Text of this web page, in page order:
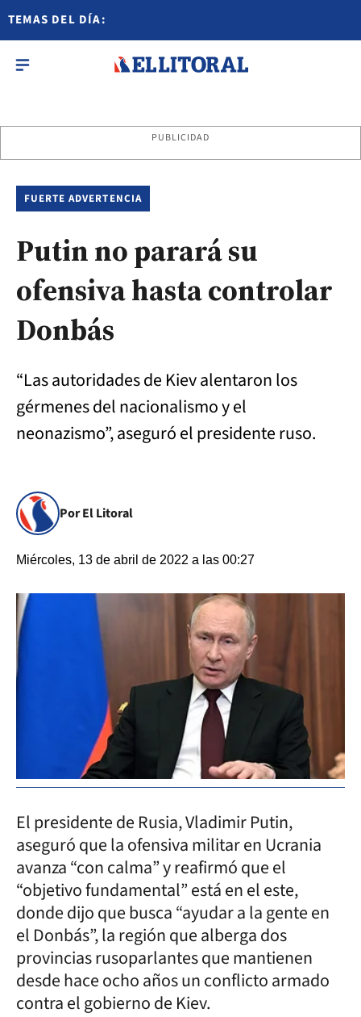
TEMAS DEL DÍA:
PUBLICIDAD
FUERTE ADVERTENCIA
Putin no parará su
ofensiva hasta controlar
Donbás
“Las autoridades de Kiev alentaron los
gérmenes del nacionalismo y el
neonazismo”, aseguró el presidente ruso.
Por El Litoral
Miércoles, 13 de abril de 2022 a las 00:27
El presidente de Rusia, Vladimir Putin,
aseguró que la ofensiva militar en Ucrania
avanza “con calma” y reafirmó que el
“objetivo fundamental” está en el este,
donde dijo que busca “ayudar a la gente en
el Donbás”, la región que alberga dos
provincias rusoparlantes que mantienen
desde hace ocho años un conflicto armado
contra el gobierno de Kiev.